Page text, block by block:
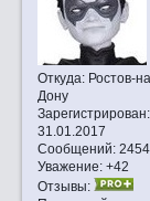
Откуда:Ростов-
Дону
Зарегистрирован:
31.01.2017
Сообщений:2454
Уважение: +42
Отзывы: